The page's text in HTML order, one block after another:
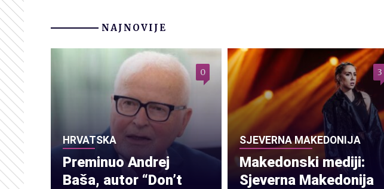
NAJNOVIJE
HRVATSKA
Preminuo Andrej
Baša, autor “Don’t
0
SJEVERNA MAKEDONIJA
Makedonski mediji:
Sjeverna Makedonija
3